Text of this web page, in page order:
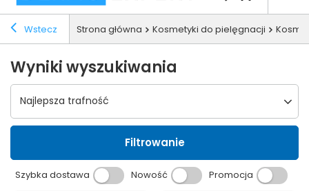
Wstecz Strona główna Kosmetyki do pielęgnacji
Wyniki wyszukiwania
Wybierz sortowanie
Najlepsza trafność
Filtrowanie
Szybka dostawa Nowość Promocja